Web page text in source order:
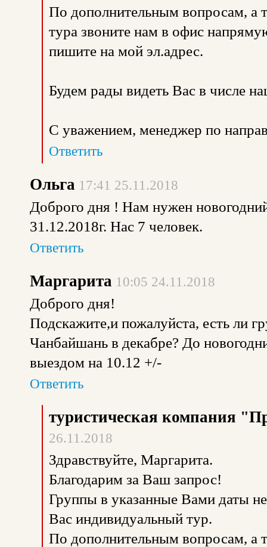
По дополнительным вопросам, а
тура звоните нам в офис
пишите на мой эл.адрес.
Будем рады видеть Вас в числе
С уважением, менеджер по
Ответить
Ольга 17:41 25.11.2018
Доброго дня ! Нам нужен
31.12.2018г. Нас 7 человек.
Ответить
Маргарита 10:05 24.11.2018
Доброго дня!
Подскажите,и пожалуйста, есть ли
Чанбайшань в декабре? До
выездом на 10.12 +/-
Ответить
туристическая компания
26.11.2018
Здравствуйте, Маргарита.
Благодарим за Ваш запрос!
Группы в указанные Вами даты
Вас индивидуальный тур.
По дополнительным вопросам, а